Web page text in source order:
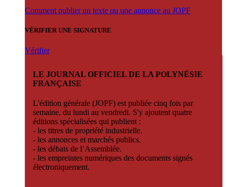
Comment publier un texte ou une annonce au JOPF
VÉRIFIER UNE SIGNATURE
Vérifier
LE JOURNAL OFFICIEL DE LA POLYNÉSIE
FRANÇAISE
L'édition générale (JOPF) est publiée cinq fois par
semaine, du lundi au vendredi. S'y ajoutent quatre
éditions spécialisées qui publient :
- les titres de propriété industrielle.
- les annonces et marchés publics.
- les débats de l’Assemblée.
- les empreintes numériques des documents signés
électroniquement.